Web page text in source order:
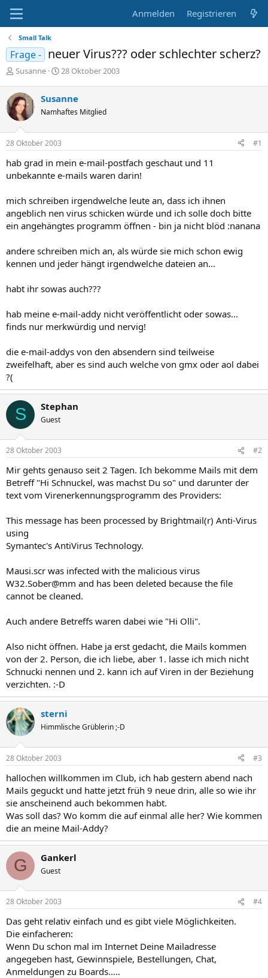
Anmelden Registrieren
Small Talk
Frage - neuer Virus??? oder schlechter scherz?
E
s
t
e
l
l
e
Susanne
E
t
e
l
t
m
28 Oktober 2003
Susanne
Namhaftes Mitglied
28 Oktober 2003 #1
hab grad in mein e-mail-postfach geschaut und 11
unbekannte e-mails waren darin!
mich schreiben irgendwelche leute an, dass ich ihnen
angeblich nen virus schicken würde und ich solle doch bitte
ein angehängtes programm öffnen - bin ja nicht blöd :nanana
andere schreiben mich an, als würde sie mich schon ewig
kennen und jeder hängt irgendwelche dateien an...
habt ihr sowas auch???
hab meine e-mail-addy nicht veröffentlicht oder sowas...
finds nur merkwürdig und nervig!
die e-mail-addys von den absendern sind teilweise
zweifelhaft, aber es sind auch welche von gmx oder aol dabei
?(
S Stephan
Guest
28 Oktober 2003 #2
Mir gehts genauso seit 2 Tagen. Ich bekomme Mails mit dem
Betreff "Hi Schnuckel, was machst Du so" und darunter der
text vom Virenerkennungsprogramm des Providers:
This message has been processed by Brightmail(r) Anti-Virus
using
Symantec's AntiVirus Technology.
Mausi.scr was infected with the malicious virus
W32.Sober@mm and has been deleted because the file
cannot be cleaned.
Auch andere Betreffs waren dabei wie "Hi Olli".
Also nicht öffnen. Habe ja erst gedacht, die Mails kommen
von der 2. Person, die ich liebe, aber 1. lasse ich mich nicht
Schnucki nennen und 2. kann ich auf Viren in der Beziehung
verzichten. :-D
sterni
Himmlische Grüblerin ;-D
28 Oktober 2003 #3
hallochen willkommen im Club, ich hab gestern abend nach
Mails geguckt und hatte jetzt früh 9 neue drin, alle so wie ihr
sie anscheinend auch bekommen habt.
Was soll das? Wo komm die auf einmal alle her? Wie kommen
die an meine Mail-Addy?
G Gankerl
Guest
28 Oktober 2003 #4
Das geht relativ einfach und es gibt viele Möglichkeiten.
Die einfacheren:
Wenn Du schon mal im Internet Deine Mailadresse
angegeben hast, Gewinnspiele, Bestellungen, Chat,
Anmeldungen zu Boards.....